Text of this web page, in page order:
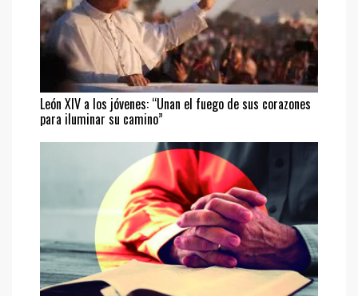
León XIV a los jóvenes: “Unan el fuego de sus corazones
para iluminar su camino”